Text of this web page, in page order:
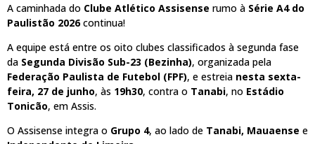
A caminhada do Clube Atlético Assisense rumo à Série A4 do
Paulistão 2026continua!
A equipe está entre os oito clubes classificados à segunda fase
da Segunda Divisão Sub-23 (Bezinha), organizada pela
Federação Paulista de Futebol (FPF), e estreia nesta sexta-
feira, 27 de junho, às 19h30, contra o Tanabi, no Estádio
Tonicão, em Assis.
O Assisense integra o Grupo 4, ao lado de Tanabi, Mauaense e